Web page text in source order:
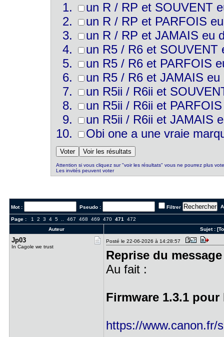
un R / RP et SOUVENT
un R / RP et PARFOIS
un R / RP et JAMAIS eu
un R5 / R6 et SOUVENT
un R5 / R6 et PARFOIS
un R5 / R6 et JAMAIS
un R5ii / R6ii et
un R5ii / R6ii et
un R5ii / R6ii et JAMAIS
Obi one a une vraie
Attention si vous cliquez sur "voir les résultats" vous ne pourrez plus
Les invités peuvent voter
Mot : Pseudo : Filtrer
Page : 1 2 3 4 5.. 467 468 469 470 471
472
Auteur
Sujet :
Jp03
In Cagole we trust
Posté le 22-06-2026 à 14:28:57
Reprise du
Au fait :
Firmware 1.3.1 pour
https://www.canon.fr/